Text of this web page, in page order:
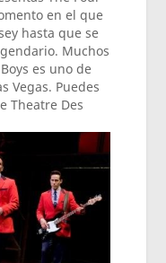
en el que
hasta que se
Muchos
es uno de
Vegas. Puedes
Theatre Des